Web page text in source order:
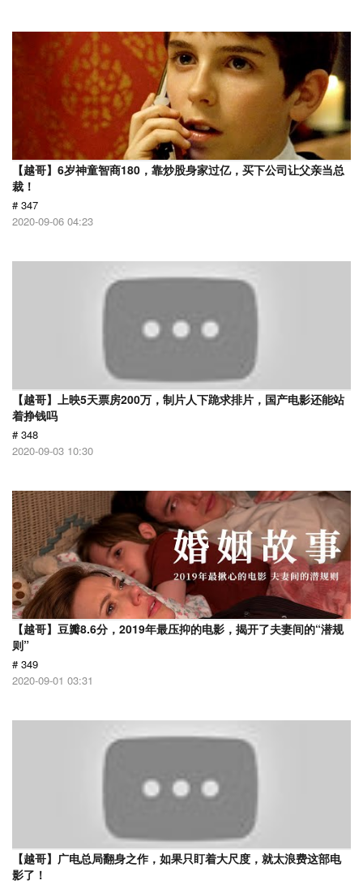
【越哥】6岁神童智商180，靠炒股身家过亿，买下公司让父亲当总
裁！
# 347
2020-09-06 04:23
【越哥】上映5天票房200万，制片人下跪求排片，国产电影还能站
着挣钱吗
# 348
2020-09-03 10:30
【越哥】豆瓣8.6分，2019年最压抑的电影，揭开了夫妻间的“潜规
则”
# 349
2020-09-01 03:31
【越哥】广电总局翻身之作，如果只盯着大尺度，就太浪费这部电
影了！